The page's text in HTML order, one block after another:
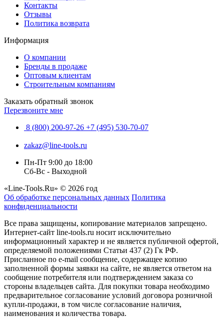
Контакты
Отзывы
Политика возврата
Информация
О компании
Бренды в продаже
Оптовым клиентам
Строительным компаниям
Заказать обратный звонок
Перезвоните мне
8 (800) 200-97-26 +7 (495) 530-70-07
zakaz@line-tools.ru
Пн-Пт 9:00 до 18:00
Сб-Вс - Выходной
«Line-Tools.Ru» © 2026 год
Об обработке персональных данных Политика
конфиденциальности
Все права защищены, копирование материалов запрещено.
Интернет-сайт line-tools.ru носит исключительно
информационный характер и не является публичной офертой,
определяемой положениями Статьи 437 (2) Гк РФ.
Присланное по e-mail сообщение, содержащее копию
заполненной формы заявки на сайте, не является ответом на
сообщение потребителя или подтверждением заказа со
стороны владельцев сайта. Для покупки товара необходимо
предварительное согласование условий договора розничной
купли-продажи, в том числе согласование наличия,
наименования и количества товара.